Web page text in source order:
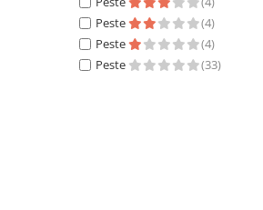
Peste
(4)
Peste
(4)
Peste
(33)